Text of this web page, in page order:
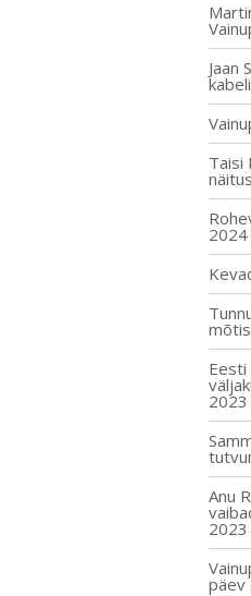
Jaan
Taisi
2024
Eesti
2023
Anu
2023
päev